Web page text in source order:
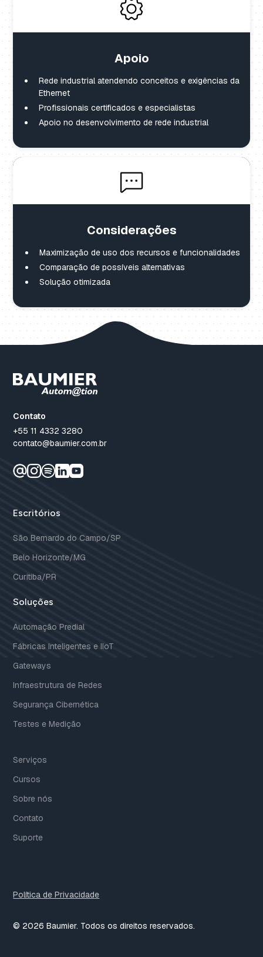
Apoio
Rede industrial atendendo conceitos e exigências da
Ethernet
Profissionais certificados e especialistas
Apoio no desenvolvimento de rede industrial
Considerações
Maximização de uso dos recursos e funcionalidades
Comparação de possíveis alternativas
Solução otimizada
Contato
+55 11 4332 3280
contato@baumier.com.br
Escritórios
São Bernardo do Campo/SP
Belo Horizonte/MG
Curitiba/PR
Soluções
Automação Predial
Fábricas Inteligentes e IIoT
Gateways
Infraestrutura de Redes
Segurança Cibernética
Testes e Medição
Serviços
Cursos
Sobre nós
Contato
Suporte
© 2026 Baumier. Todos os direitos reservados.
Política de Privacidade